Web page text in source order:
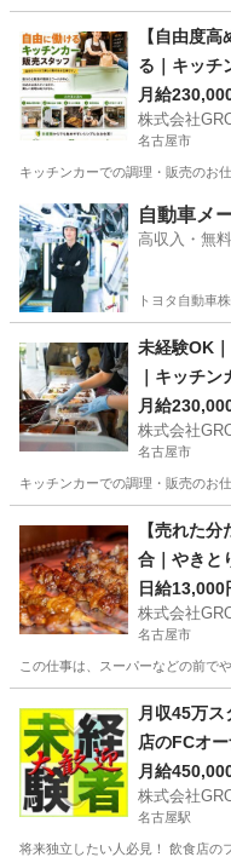
キッチン
【自由度
る｜キッチ
月給
株式会社
名古屋市
キッチンカーでの調理・販売のお
愛知 名古屋市 その他
自動車メ
高収入・無
トヨタ自動車
未経験OK
｜キッチ
月給
株式会社
名古屋市
キッチンカーでの調理・販売のお
その他
【売れた
合｜やきと
日給13,000
株式会社
名古屋市
この仕事は、スーパーなどの前で
その他
月収45万
店のFCオ
月給
株式会社
名古屋駅
将来独立したい人必見！ 飲食店の